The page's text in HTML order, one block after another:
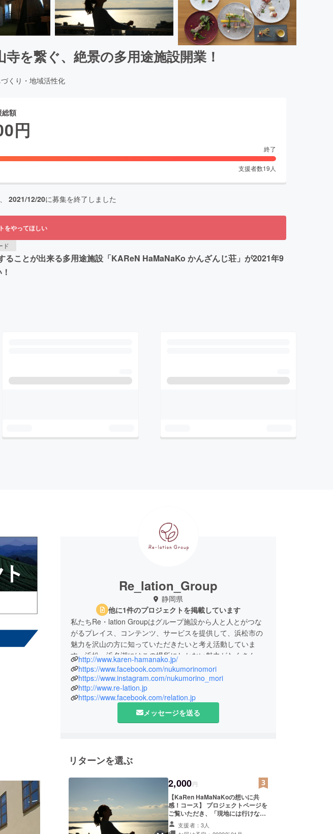
を繋ぐ、絶景の多用途施設開業！
くり・地域活性化
総額
円
終了
支援者数19人
2021/12/20に募集を終了しました
をやってほしい
ド
ことが出来る多用途施設「KAReN HaMaNaKo かんざんじ荘」が2021年9
Re_lation_Group
静岡県
他に1件のプロジェクトを掲載しています
私たちRe・lation Groupはグループ施設から人と人とがつな
がるプレイス、コンテンツ、サービスを提供して、浜松市の
魅力を沢山の方に知っていただきたいと考え活動していま
す。浜松・浜名湖にはこの場所にしかない魅力がたくさんあ
ります。地元の方にも観光で訪れる方にも、このたくさんの
素晴らしさを感じていただき、次の世代へ伝えていきたいと
考えています。
http://www.karen-hamanako.jp/
https://www.facebook.com/nukumorinomori
https://www.instagram.com/nukumorino_mori
http://www.re-lation.jp
https://www.facebook.com/relation.jp
メッセージを送る
リターンを選ぶ
2,000円
【KaRen HaMaNaKoの想いに共
感！コース】 プロジェクトページを
ご覧いただき、「現地には行けない
かもしれない方」「お気持ち応援頂
ける方」向けのリターンです。 ・お
支援者：3人